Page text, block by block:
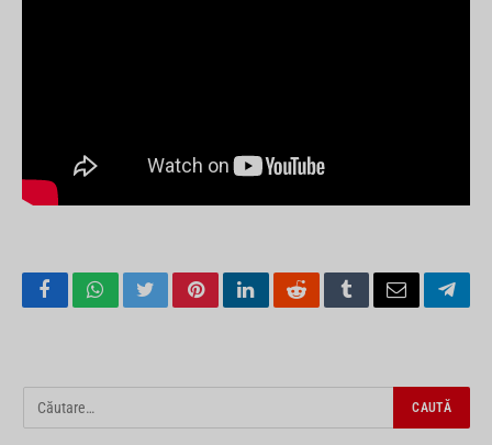
FacebookWhatsApp
TwitterPinterestLinkedInRedditTumblrEmail